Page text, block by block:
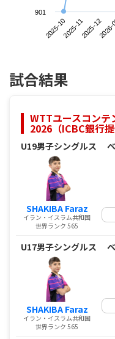
2025-102025-112025-12
901
試合結果
WTTユースコンテ
2026（ICBC銀行提
U19男子シングルス
SHAKIBA Faraz
イラン・イスラム共和国
世界ランク 565
U17男子シングルス
SHAKIBA Faraz
イラン・イスラム共和国
世界ランク 565